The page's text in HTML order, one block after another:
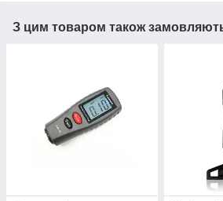
З цим товаром також